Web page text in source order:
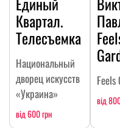
Квартал.
Телесъемка
Национальный
дворец искусств
«Украина»
від 600 грн
Feels
від